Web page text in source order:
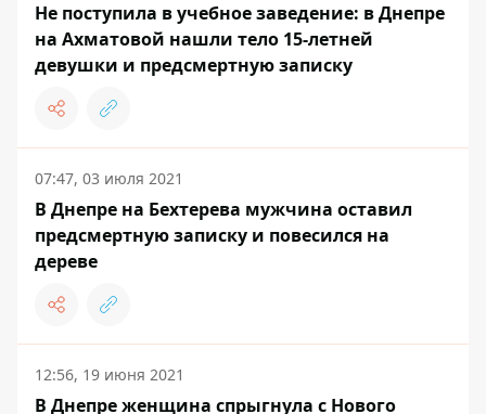
Не поступила в учебное заведение: в Днепре
на Ахматовой нашли тело 15-летней
девушки и предсмертную записку
07:47, 03 июля 2021
В Днепре на Бехтерева мужчина оставил
предсмертную записку и повесился на
дереве
12:56, 19 июня 2021
В Днепре женщина спрыгнула с Нового